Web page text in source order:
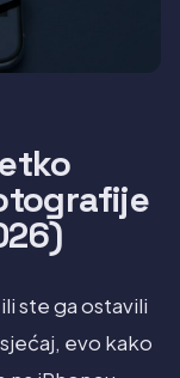
ste ga ostavili
evo kako